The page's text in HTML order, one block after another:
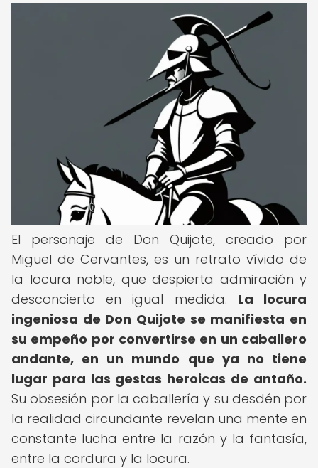
El personaje de Don Quijote, creado por
Miguel de Cervantes, es un retrato vívido de
la locura noble, que despierta admiración y
desconcierto en igual medida. La locura
ingeniosa de Don Quijote se manifiesta en
su empeño por convertirse en un caballero
andante, en un mundo que ya no tiene
lugar para las gestas heroicas de antaño.
Su obsesión por la caballería y su desdén por
la realidad circundante revelan una mente en
constante lucha entre la razón y la fantasía,
entre la cordura y la locura.